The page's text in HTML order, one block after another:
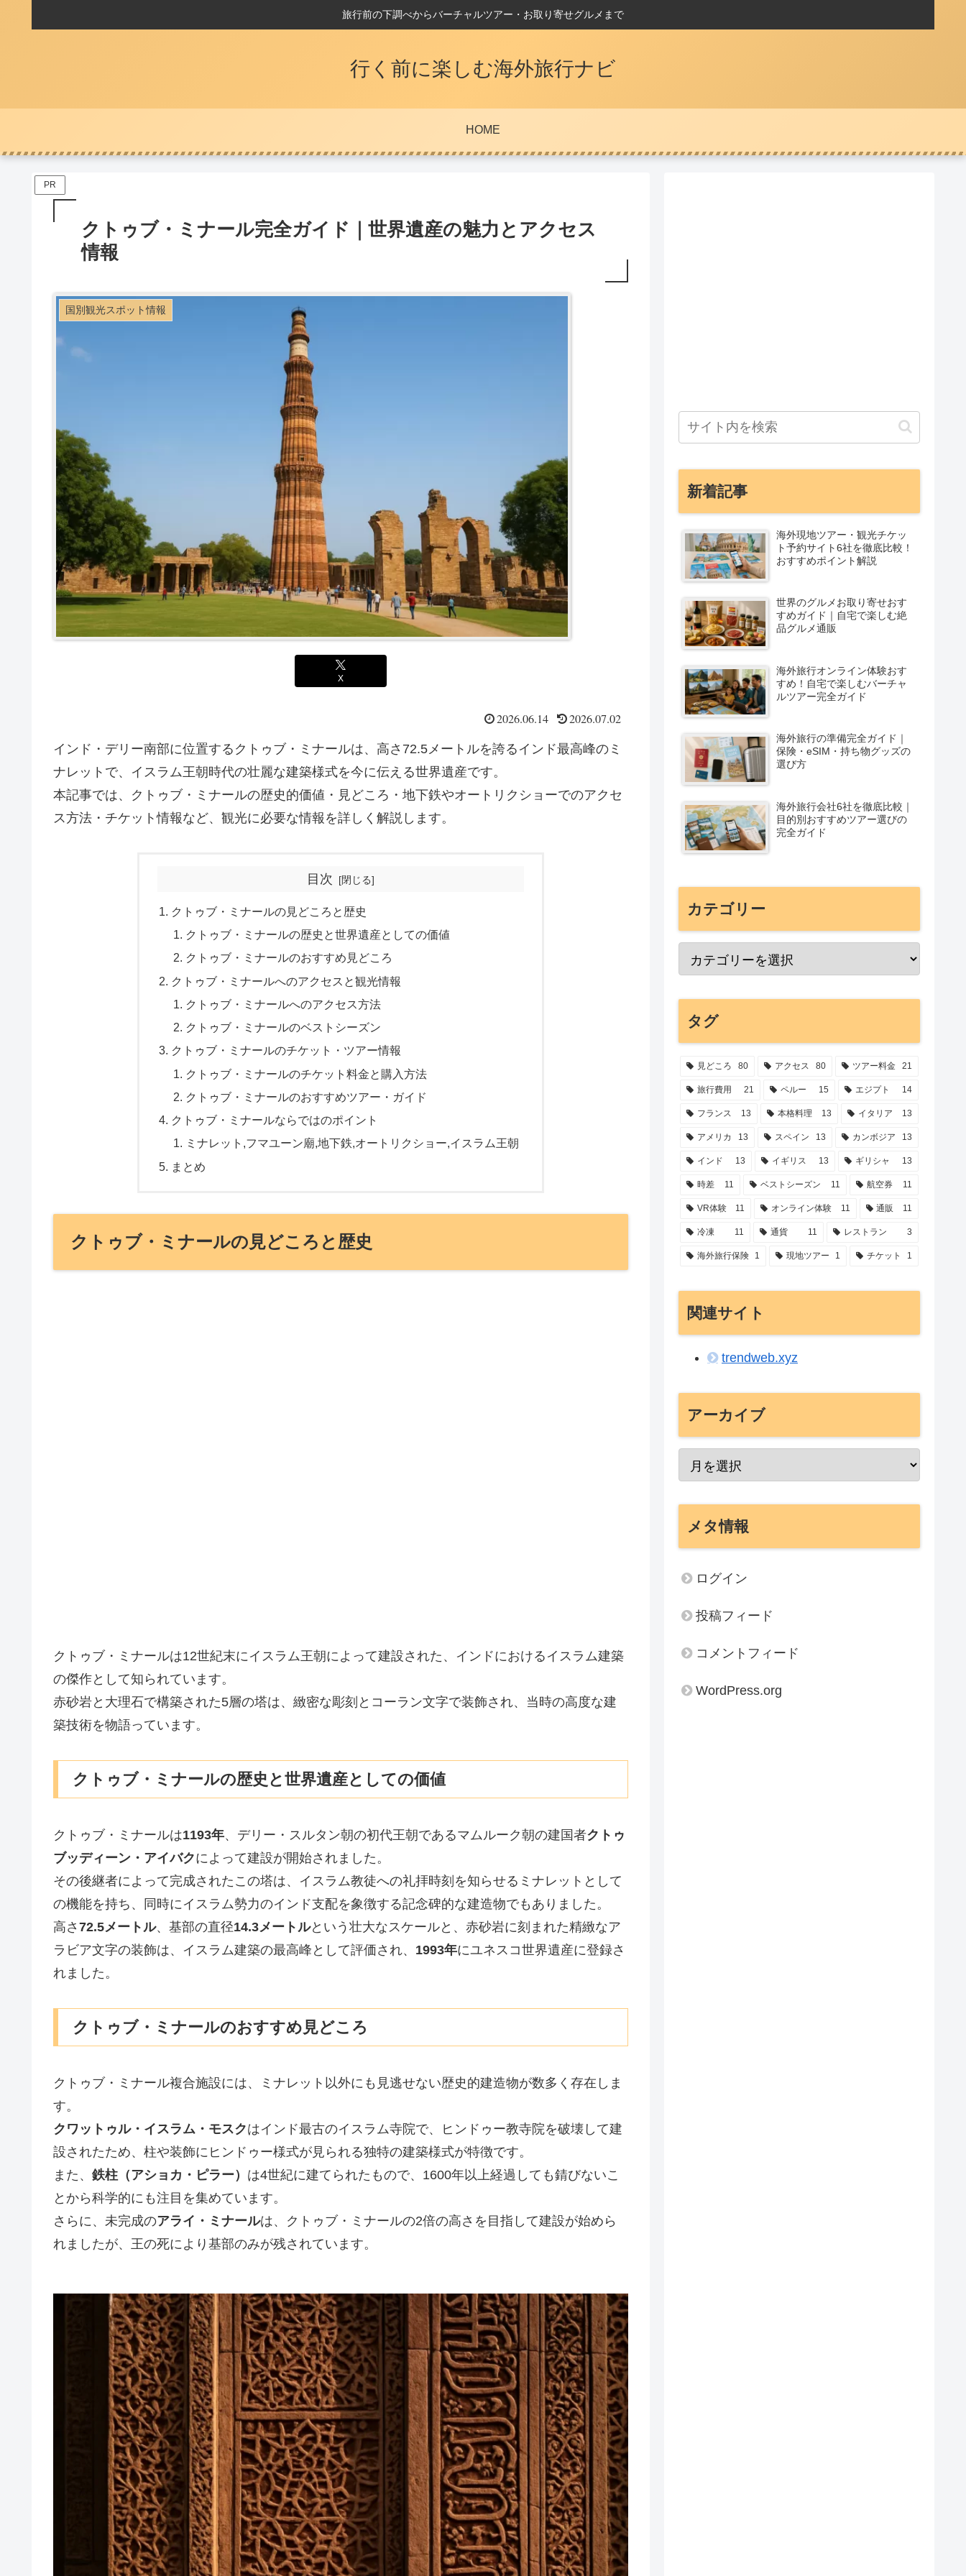
旅行前の下調べからバーチャルツアー・お取り寄せグルメまで
行く前に楽しむ海外旅行ナビ
HOME
PR
クトゥブ・ミナール完全ガイド｜世界遺産の魅力とアクセス
情報
国別観光スポット情報
X
2026.06.14 2026.07.02
インド・デリー南部に位置するクトゥブ・ミナールは、高さ72.5メートルを誇るインド最高峰のミ
ナレットで、イスラム王朝時代の壮麗な建築様式を今に伝える世界遺産です。
本記事では、クトゥブ・ミナールの歴史的価値・見どころ・地下鉄やオートリクショーでのアクセ
ス方法・チケット情報など、観光に必要な情報を詳しく解説します。
目次
クトゥブ・ミナールの見どころと歴史
クトゥブ・ミナールの歴史と世界遺産としての価値
クトゥブ・ミナールのおすすめ見どころ
クトゥブ・ミナールへのアクセスと観光情報
クトゥブ・ミナールへのアクセス方法
クトゥブ・ミナールのベストシーズン
クトゥブ・ミナールのチケット・ツアー情報
クトゥブ・ミナールのチケット料金と購入方法
クトゥブ・ミナールのおすすめツアー・ガイド
クトゥブ・ミナールならではのポイント
ミナレット,フマユーン廟,地下鉄,オートリクショー,イスラム王朝
まとめ
クトゥブ・ミナールの見どころと歴史
クトゥブ・ミナールは12世紀末にイスラム王朝によって建設された、インドにおけるイスラム建築
の傑作として知られています。
赤砂岩と大理石で構築された5層の塔は、緻密な彫刻とコーラン文字で装飾され、当時の高度な建
築技術を物語っています。
クトゥブ・ミナールの歴史と世界遺産としての価値
クトゥブ・ミナールは1193年、デリー・スルタン朝の初代王朝であるマムルーク朝の建国者クトゥ
ブッディーン・アイバクによって建設が開始されました。
その後継者によって完成されたこの塔は、イスラム教徒への礼拝時刻を知らせるミナレットとして
の機能を持ち、同時にイスラム勢力のインド支配を象徴する記念碑的な建造物でもありました。
高さ 72.5メートル、基部の直径14.3メートルという壮大なスケールと、赤砂岩に刻まれた精緻なア
ラビア文字の装飾は、イスラム建築の最高峰として評価され、 1993年にユネスコ世界遺産に登録さ
れました。
クトゥブ・ミナールのおすすめ見どころ
クトゥブ・ミナール複合施設には、ミナレット以外にも見逃せない歴史的建造物が数多く存在しま
す。
クワットゥル・イスラム・モスクはインド最古のイスラム寺院で、ヒンドゥー教寺院を破壊して建
設されたため、柱や装飾にヒンドゥー様式が見られる独特の建築様式が特徴です。
また、 鉄柱（アショカ・ピラー） は4世紀に建てられたもので、1600年以上経過しても錆びないこ
とから科学的にも注目を集めています。
さらに、未完成のアライ・ミナールは、クトゥブ・ミナールの2倍の高さを目指して建設が始めら
れましたが、王の死により基部のみが残されています。
新着記事
海外現地ツアー・観光チケッ
ト予約サイト6社を徹底比較！
おすすめポイント解説
世界のグルメお取り寄せおす
すめガイド｜自宅で楽しむ絶
品グルメ通販
海外旅行オンライン体験おす
すめ！自宅で楽しむバーチャ
ルツアー完全ガイド
海外旅行の準備完全ガイド｜
保険・eSIM・持ち物グッズの
選び方
海外旅行会社6社を徹底比較｜
目的別おすすめツアー選びの
完全ガイド
カテゴリー
タグ
見どころ 80 アクセス 80 ツアー料金 21
旅行費用 21 ペルー 15 エジプト 14
フランス 13 本格料理 13 イタリア 13
アメリカ 13 スペイン 13 カンボジア 13
インド 13 イギリス 13 ギリシャ 13
時差 11 ベストシーズン 11 航空券 11
VR体験 11 オンライン体験 11 通販 11
冷凍 11 通貨 11 レストラン 3
海外旅行保険 1 現地ツアー 1 チケット 1
関連サイト
trendweb.xyz
アーカイブ
メタ情報
ログイン
投稿フィード
コメントフィード
WordPress.org